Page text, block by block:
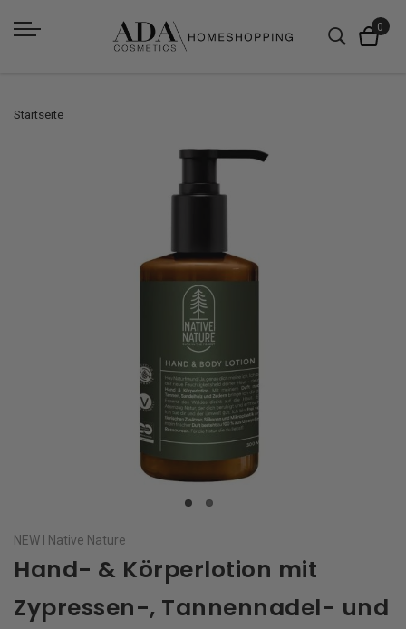
Startseite
NEW I Native Nature
Hand- & Körperlotion mit
Zypressen-, Tannennadel- und